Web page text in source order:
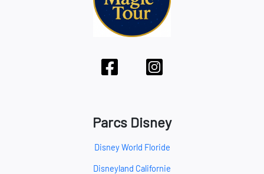
Parcs Disney
Disney World Floride
Disneyland Californie